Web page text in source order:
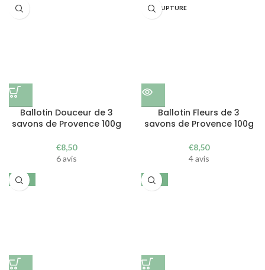
Ballotin Douceur de 3
savons de Provence 100g
€8,50
6 avis
EN RUPTURE
Ballotin Fleurs de 3
savons de Provence 100g
€8,50
4 avis
-50% -50%